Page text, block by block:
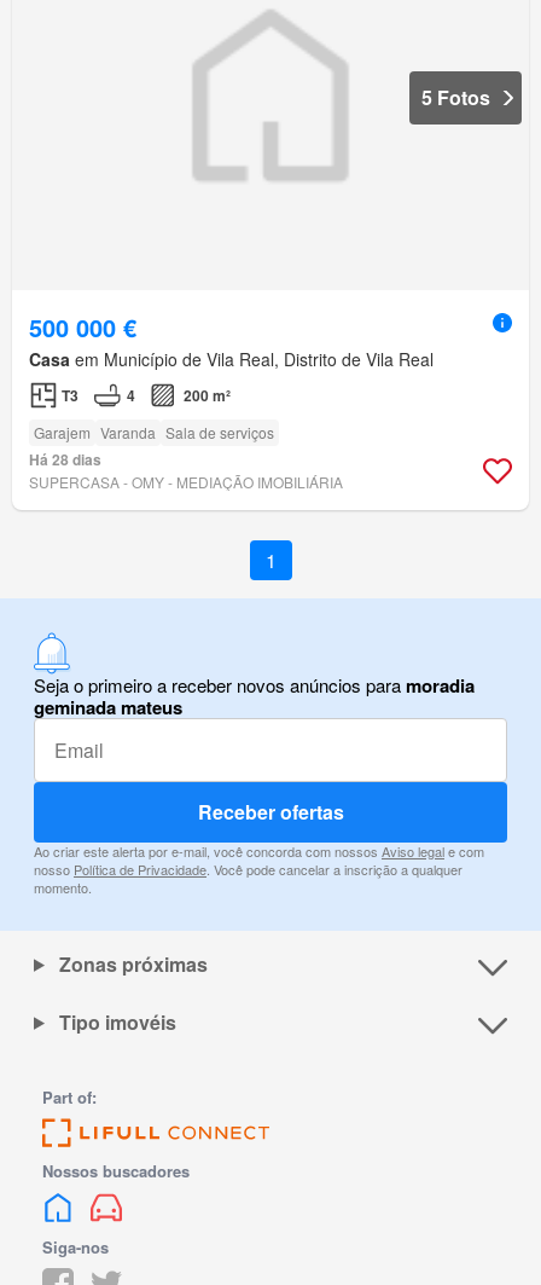
5 Fotos
500 000 €
Casa em Município de Vila Real, Distrito de Vila Real
T3 4 200 m²
Garajem Varanda Sala de serviços
Há 28 dias
SUPERCASA - OMY - MEDIAÇÃO IMOBILIÁRIA
1
Seja o primeiro a receber novos anúncios paramoradia
geminada mateus
Receber ofertas
Ao criar este alerta por e-mail, você concorda com nossos Aviso legale com
nosso Política de Privacidade . Você pode cancelar a inscrição a qualquer
momento.
Zonas próximas
Tipo imovéis
Part of:
Nossos buscadores
Siga-nos